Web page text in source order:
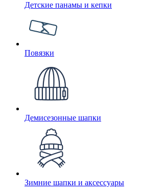
Детские панамы и кепки
Повязки
Демисезонные шапки
Зимние шапки и аксессуары